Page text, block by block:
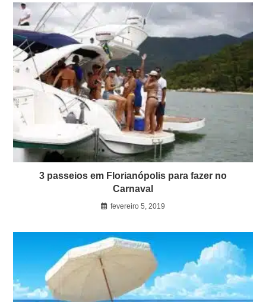
3 passeios em Florianópolis para fazer no
Carnaval
fevereiro 5, 2019